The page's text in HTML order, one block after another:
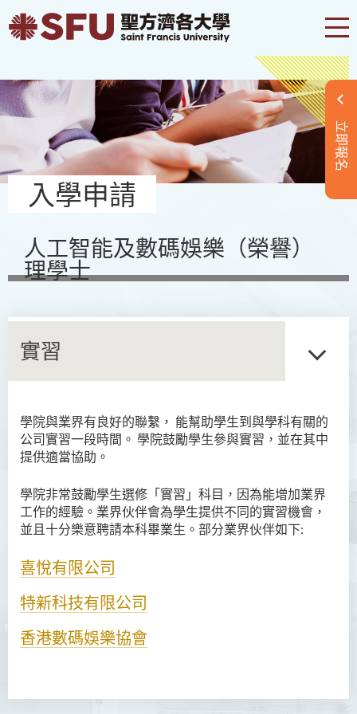
立即報名
入學申請
人工智能及數碼娛樂（榮譽）
理學士
實習
學院與業界有良好的聯繫， 能幫助學生到與學科有關的
公司實習一段時間。 學院鼓勵學生參與實習，並在其中
提供適當協助。
學院非常鼓勵學生選修「實習」科目，因為能增加業界
工作的經驗。業界伙伴會為學生提供不同的實習機會，
並且十分樂意聘請本科畢業生。部分業界伙伴如下:
喜悅有限公司
特新科技有限公司
香港數碼娛樂協會
語言及文化（榮譽）文學士
翻譯科技（榮譽）文學士
工商管理（榮譽）學士
健康科學（榮譽）學士 (兼讀